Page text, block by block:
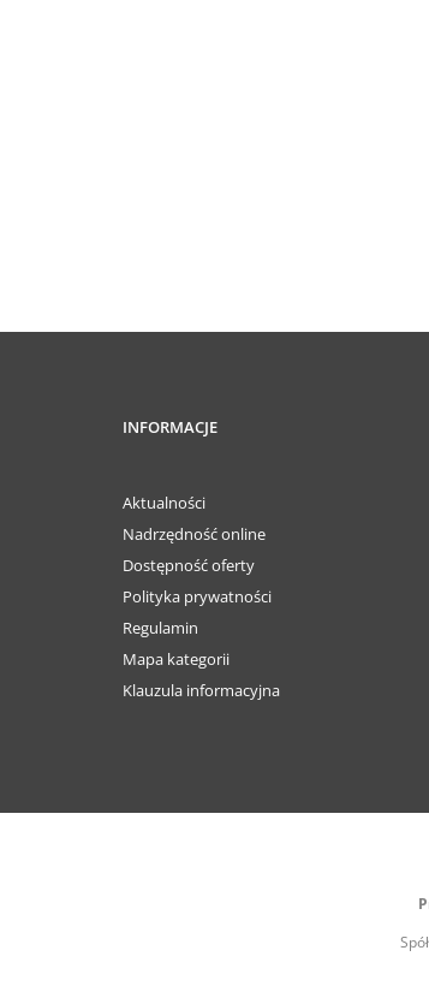
INFORMACJE
Aktualności
Nadrzędność online
Dostępność oferty
Polityka prywatności
Regulamin
Mapa kategorii
Klauzula informacyjna